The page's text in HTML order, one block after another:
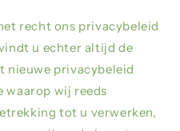
recht ons privacybeleid
u echter altijd de
nieuwe privacybeleid
waarop wij reeds
tot u verwerken,